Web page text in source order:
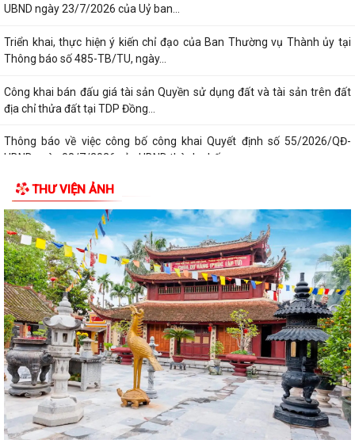
đơn vị hành chính nhà nước trên...
Triển khai Nghị định số 294/2026/NĐ-CP, Nghị định số 295/2026/NĐ-
CP và Nghị định số 296/2026/NĐ-CP...
Thông báo số 394/TB-VPCP ngày 21/7/2026 của Văn phòng Chính
phủ thông báo Kết luận của Thủ tướng...
Triển khai thi hành Nghị định số 274/2026/NĐ-CP của Chính phủ quy
định chi tiết một số điều và biện...
Quán triệt chỉ đạo của Tổng Bí thư, Chủ tịch nước tại Thông báo số 64-
TB/VPTW, ngày 22/5/2026 và...
Tuyên truyền, triển khai thực hiện Nghị Quyết số 20/2026/NQ-HĐND
ngày 28/7/2026 của HĐND thành phố...
Công văn 8800 về việc thực hiện Kế hoạch số 201/KH-UBND và Kế
hoạch số 260/KH-UBND của Uỷ ban nhân...
Công văn xin ý kiến hồ sơ dự thảo văn bản quy phạm pháp luật bãi bỏ
văn bản quy phạm pháp luật
CHƯƠNG TRÌNH CÔNG TÁC CỦA LÃNH ĐẠO UBND PHƯỜNG ÁI QUỐC
(Từ ngày 03/8/2026 đến ngày 09/8/2026)
THƯ VIỆN ẢNH